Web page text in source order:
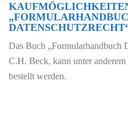
Das Buch „Formularhandbuch
C.H. Beck, kann unter anderem
bestellt werden.